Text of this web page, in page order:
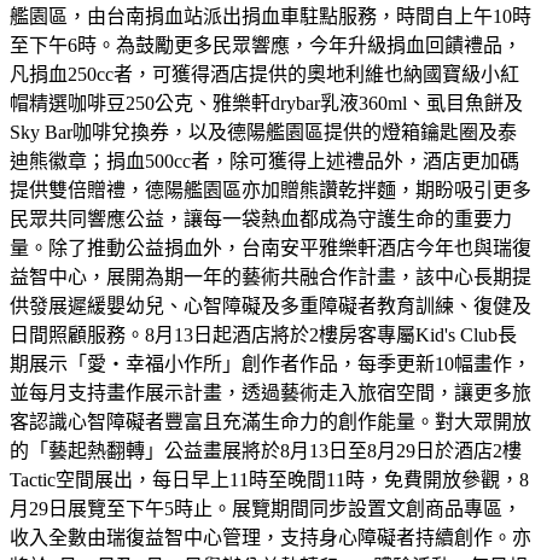
艦園區，由台南捐血站派出捐血車駐點服務，時間自上午10時
至下午6時。為鼓勵更多民眾響應，今年升級捐血回饋禮品，
凡捐血250cc者，可獲得酒店提供的奧地利維也納國寶級小紅
帽精選咖啡豆250公克、雅樂軒drybar乳液360ml、虱目魚餅及
Sky Bar咖啡兌換券，以及德陽艦園區提供的燈箱鑰匙圈及泰
迪熊徽章；捐血500cc者，除可獲得上述禮品外，酒店更加碼
提供雙倍贈禮，德陽艦園區亦加贈熊讚乾拌麵，期盼吸引更多
民眾共同響應公益，讓每一袋熱血都成為守護生命的重要力
量。除了推動公益捐血外，台南安平雅樂軒酒店今年也與瑞復
益智中心，展開為期一年的藝術共融合作計畫，該中心長期提
供發展遲緩嬰幼兒、心智障礙及多重障礙者教育訓練、復健及
日間照顧服務。8月13日起酒店將於2樓房客專屬Kid's Club長
期展示「愛・幸福小作所」創作者作品，每季更新10幅畫作，
並每月支持畫作展示計畫，透過藝術走入旅宿空間，讓更多旅
客認識心智障礙者豐富且充滿生命力的創作能量。對大眾開放
的「藝起熱翻轉」公益畫展將於8月13日至8月29日於酒店2樓
Tactic空間展出，每日早上11時至晚間11時，免費開放參觀，8
月29日展覽至下午5時止。展覽期間同步設置文創商品專區，
收入全數由瑞復益智中心管理，支持身心障礙者持續創作。亦